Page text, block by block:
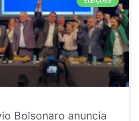
Bolsonaro anuncia